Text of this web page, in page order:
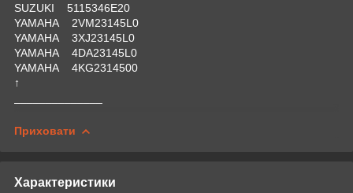
SUZUKI 5115346E20
YAMAHA 2VM23145L0
YAMAHA 3XJ23145L0
YAMAHA 4DA23145L0
YAMAHA 4KG2314500
↑
Приховати
Характеристики